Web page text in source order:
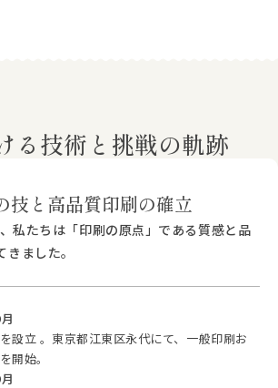
る技術と挑戦の軌跡
技と高品質印刷の確立
私たちは「印刷の原点」である質感と品
ました。
設立 。東京都江東区永代にて、一般印刷お
開始。